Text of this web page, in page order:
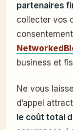
partenaires
collecter vos
business et
Ne vous
d’appel
le coût total